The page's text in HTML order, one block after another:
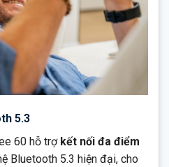
5.3
60 hỗ trợ kết nối đa điểm
Bluetooth 5.3 hiện đại, cho